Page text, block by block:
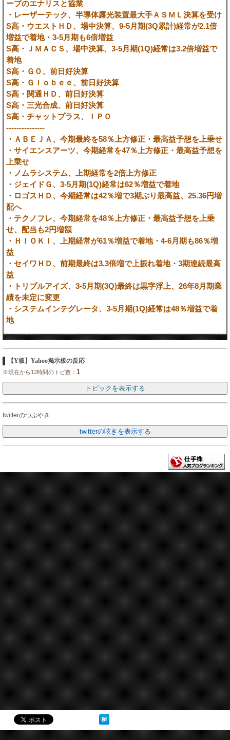
ープのエナリスと協業
・レーザーテック、半導体露光装置最大手ＡＳＭＬ決算を受け
S高・ウエストＨＤ、場中決算、9-5月期(3Q累計)経常が2.1倍
増益で着地・3-5月期も6倍増益
S高・ＪＭＡＣＳ、場中決算、3-5月期(1Q)経常は3.2倍増益で
着地
S高・ＧＯ、前日好決算
S高・Ｇｌｏｂｅｅ、前日好決算
S高・関通ＨＤ、前日好決算
S高・三光合成、前日好決算
S高・チャットプラス、ＩＰＯ
---------------
・ＡＢＥＪＡ、今期最終を58％上方修正・最高益予想を上乗せ
・サイエンスアーツ、今期経常を47％上方修正・最高益予想を
上乗せ
・ノムラシステム、上期経常を2倍上方修正
・ジェイドＧ、3-5月期(1Q)経常は62％増益で着地
・ロゴスＨＤ、今期経常は42％増で3期ぶり最高益、25.36円増
配へ
・テクノフレ、今期経常を48％上方修正・最高益予想を上乗
せ、配当も2円増額
・ＨＩＯＫＩ、上期経常が61％増益で着地・4-6月期も86％増
益
・セイワＨＤ、前期最終は3.3倍増で上振れ着地・3期連続最高
益
・トリプルアイズ、3-5月期(3Q)最終は黒字浮上、26年8月期業
績を未定に変更
・システムインテグレータ、3-5月期(1Q)経常は48％増益で着
地
【Y板】Yahoo掲示板の反応
※現在から12時間のトピ数： 1
twitterのつぶやき